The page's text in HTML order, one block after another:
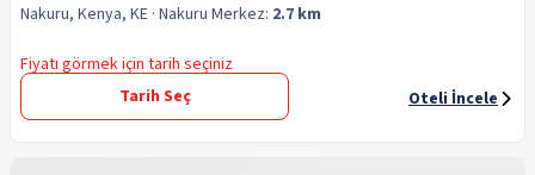
Nakuru, Kenya, KE · Nakuru Merkez: 2.7 km
Fiyatı görmek için tarih seçiniz
Tarih Seç
Oteli İncele